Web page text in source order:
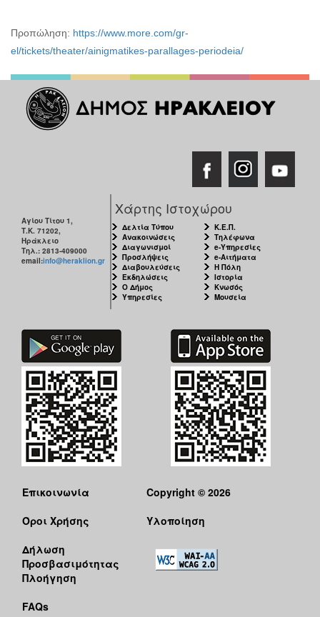
Προπώληση: https://www.more.com/gr-
el/tickets/theater/ainigmatikes-parallages-periodeia/
Αγίου Τίτου 1,
Τ.Κ. 71202,
Ηράκλειο
Τηλ.: 2813-409000
email:info@heraklion.gr
Χάρτης Ιστοχώρου
Δελτία Τύπου
Ανακοινώσεις
Διαγωνισμοί
Προσλήψεις
Διαβουλεύσεις
Εκδηλώσεις
Ο Δήμος
Υπηρεσίες
Κ.Ε.Π.
Τηλέφωνα
e-Υπηρεσίες
e-Αιτήματα
Η Πόλη
Ιστορία
Κνωσός
Μουσεία
Επικοινωνία
Όροι Χρήσης
Δήλωση
Προσβασιμότητας
Πλοήγηση
FAQs
Copyright © 2026
Υλοποίηση